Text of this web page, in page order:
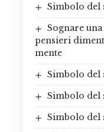
Simbolo del
Sognare
pensieri
mente
Simbolo del
Simbolo del
Simbolo del